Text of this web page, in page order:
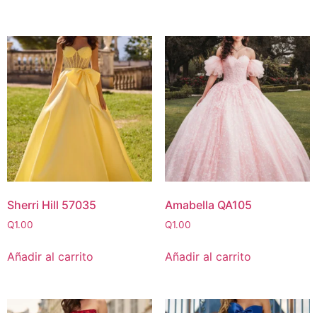
Sherri Hill 57035
Q1.00
Añadir al carrito
Amabella QA105
Q1.00
Añadir al carrito